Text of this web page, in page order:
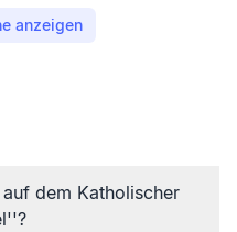
anzeigen
dem Katholischer